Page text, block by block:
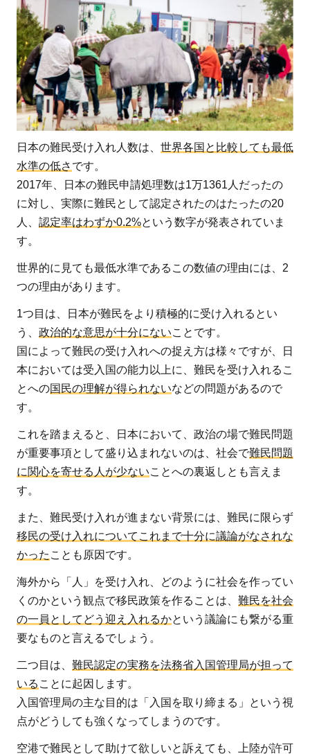
民
受
け
入
れ
数
は
世
界
で
も
最
低
水
準
2
本
に
来
る
難
民
た
に
行
わ
れ
て
る
支
援
と
は
2.1
法的
支援
2.2
日本の難民受け入れ人数は、 世界各国と比較しても最低
水準の低さ です。
2017年、日本の難民申請処理数は1万1361人だったの
に対し、実際に難民として認定されたのはたったの20
人、 認定率はわずか0.2%という数字が発表されていま
す。
世界的に見ても最低水準であるこの数値の理由には、2
つの理由があります。
1つ目は、日本が難民をより積極的に受け入れるとい
う、 政治的な意思が十分にないことです。
国によって難民の受け入れへの捉え方は様々ですが、日
本においては受入国の能力以上に、難民を受け入れるこ
とへの国民の理解が得られないなどの問題があるので
す。
これを踏まえると、日本において、政治の場で難民問題
が重要事項として盛り込まれないのは、社会で難民問題
に関心を寄せる人が少ないことへの裏返しとも言えま
す。
また、難民受け入れが進まない背景には、難民に限らず
移民の受け入れについてこれまで十分に議論がなされな
かった ことも原因です。
海外から「人」を受け入れ、どのように社会を作ってい
くのかという観点で移民政策を作ることは、 難民を社会
の一員としてどう迎え入れるかという議論にも繋がる重
要なものと言えるでしょう。
二つ目は、 難民認定の実務を法務省入国管理局が担って
いる ことに起因します。
入国管理局の主な目的は「入国を取り締まる」という視
点がどうしても強くなってしまうのです。
空港で難民として助けて欲しいと訴えても、上陸が許可